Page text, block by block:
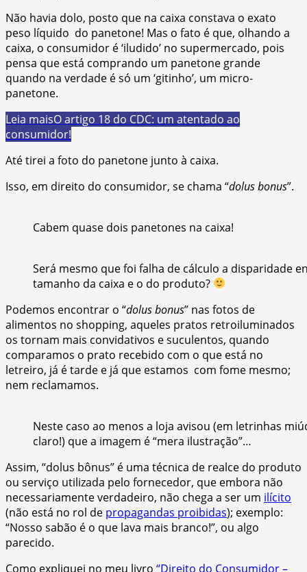
Não havia dolo, posto que na caixa constava o exato
peso líquido do panetone! Mas o fato é que, olhando a
caixa, o consumidor é ‘iludido’ no supermercado, pois
pensa que está comprando um panetone grande
quando na verdade é só um ‘gitinho’, um micro-
panetone.
Leia maisO artigo 18 do CDC: um atentado ao
consumidor!
Até tirei a foto do panetone junto à caixa.
Isso, em direito do consumidor, se chama “dolus bonus”.
Cabem quase dois panetones na caixa!
Será mesmo que foi falha de cálculo a disparidade
tamanho da caixa e o do produto?
Podemos encontrar o “dolus bonus” nas fotos de
alimentos no shopping, aqueles pratos retroiluminados
os tornam mais convidativos e suculentos, quando
comparamos o prato recebido com o que está no
letreiro, já é tarde e já que estamos com fome mesmo;
nem reclamamos.
Neste caso ao menos a loja avisou (em letrinhas
claro!) que a imagem é “mera ilustração”…
Assim, “dolus bônus” é uma técnica de realce do produto
ou serviço utilizada pelo fornecedor, que embora não
necessariamente verdadeiro, não chega a ser um ilícito
(não está no rol de propagandas proibidas); exemplo:
“Nosso sabão é o que lava mais branco!”, ou algo
parecido.
Como expliquei no meu livro “Direito do Consumidor –